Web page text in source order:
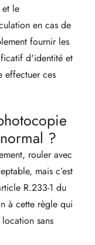
et le
en cas de
fournir les
d'identité et
effectuer ces
?
rouler avec
mais c’est
R.233-1 du
à cette règle qui
sans